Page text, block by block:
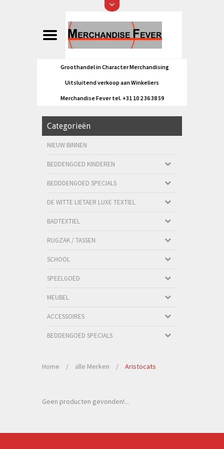
Groothandel in Character Merchandising
Uitsluitend verkoop aan Winkeliers
Merchandise Fever tel. +31 10 2 36 38 59
Categorieën
NIEUW BINNEN
BEDDENGOED KINDEREN
BEDDDENGOED SPECIALS
DE WITTE LIETAER LUXE TEXTIEL
BADTEXTIEL
RUGZAK / TASSEN
SCHOOL
SPEELGOED
MEUBEL
ACCESSOIRES
BEDDENGOED SPECIALS
Home / alle Merken / Aristocats
Geen producten gevonden!...